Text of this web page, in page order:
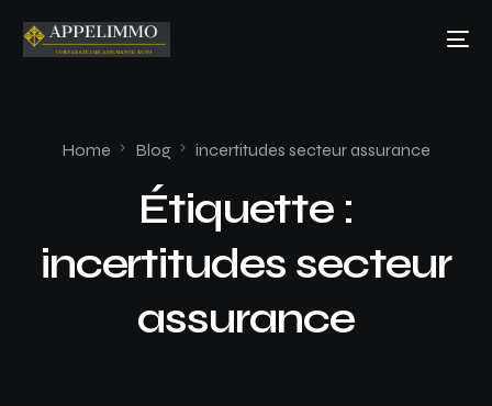
Home Blog incertitudes secteur assurance
Étiquette :
incertitudes secteur
assurance